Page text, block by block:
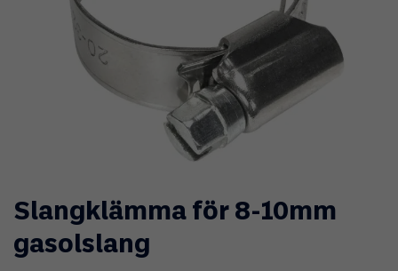
Slangklämma för 8-10mm
gasolslang